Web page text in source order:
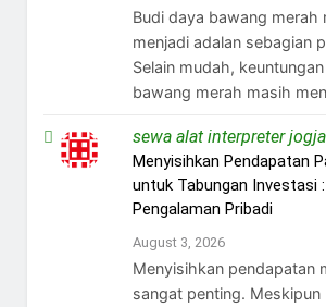
Budi daya bawang merah
menjadi adalan sebagian
Selain mudah,
bawang merah masih
sewa alat interpreter jogja
Menyisihkan Pendapatan
untuk Tabungan Investasi :
Pengalaman Pribadi
August 3, 2026
Menyisihkan pendapatan
sangat penting. Meskipun